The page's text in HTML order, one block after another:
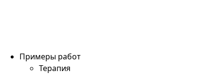
Примеры работ
Терапия